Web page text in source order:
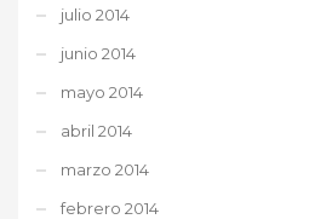
julio 2014
junio 2014
mayo 2014
abril 2014
marzo 2014
febrero 2014